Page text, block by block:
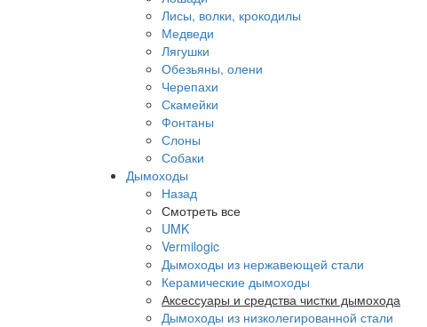
Лисы, волки, крокодилы
Медведи
Лягушки
Обезьяны, олени
Черепахи
Скамейки
Фонтаны
Слоны
Собаки
Дымоходы
Назад
Смотреть все
UMK
Vermilogic
Дымоходы из нержавеющей стали
Керамические дымоходы
Аксессуары и средства чистки дымохода
Дымоходы из низколегированной стали